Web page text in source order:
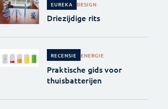
EUREKA DESIGN
Driezijdige rits
RECENSIE ENERGIE
Praktische gids voor
thuisbatterijen